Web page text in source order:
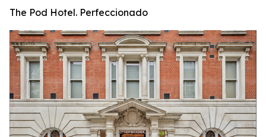
The Pod Hotel. Perfeccionado